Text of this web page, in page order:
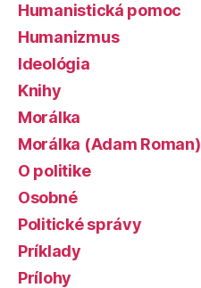
Humanistická pomoc
Humanizmus
Ideológia
Knihy
Morálka
Morálka (Adam Roman)
O politike
Osobné
Politické správy
Príklady
Prílohy